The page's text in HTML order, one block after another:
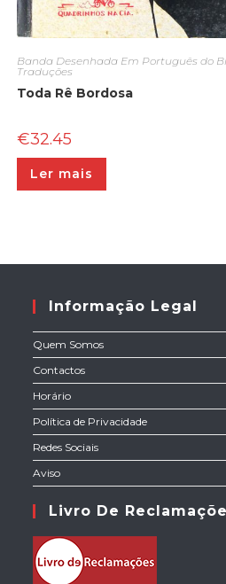
Banda Desenhada Em Português do
Traduções
Toda Rê Bordosa
€32.45
Ler mais
Informação Legal
Quem Somos
Contactos
Horário
Política de Privacidade
Redes Sociais
Aviso
Livro De